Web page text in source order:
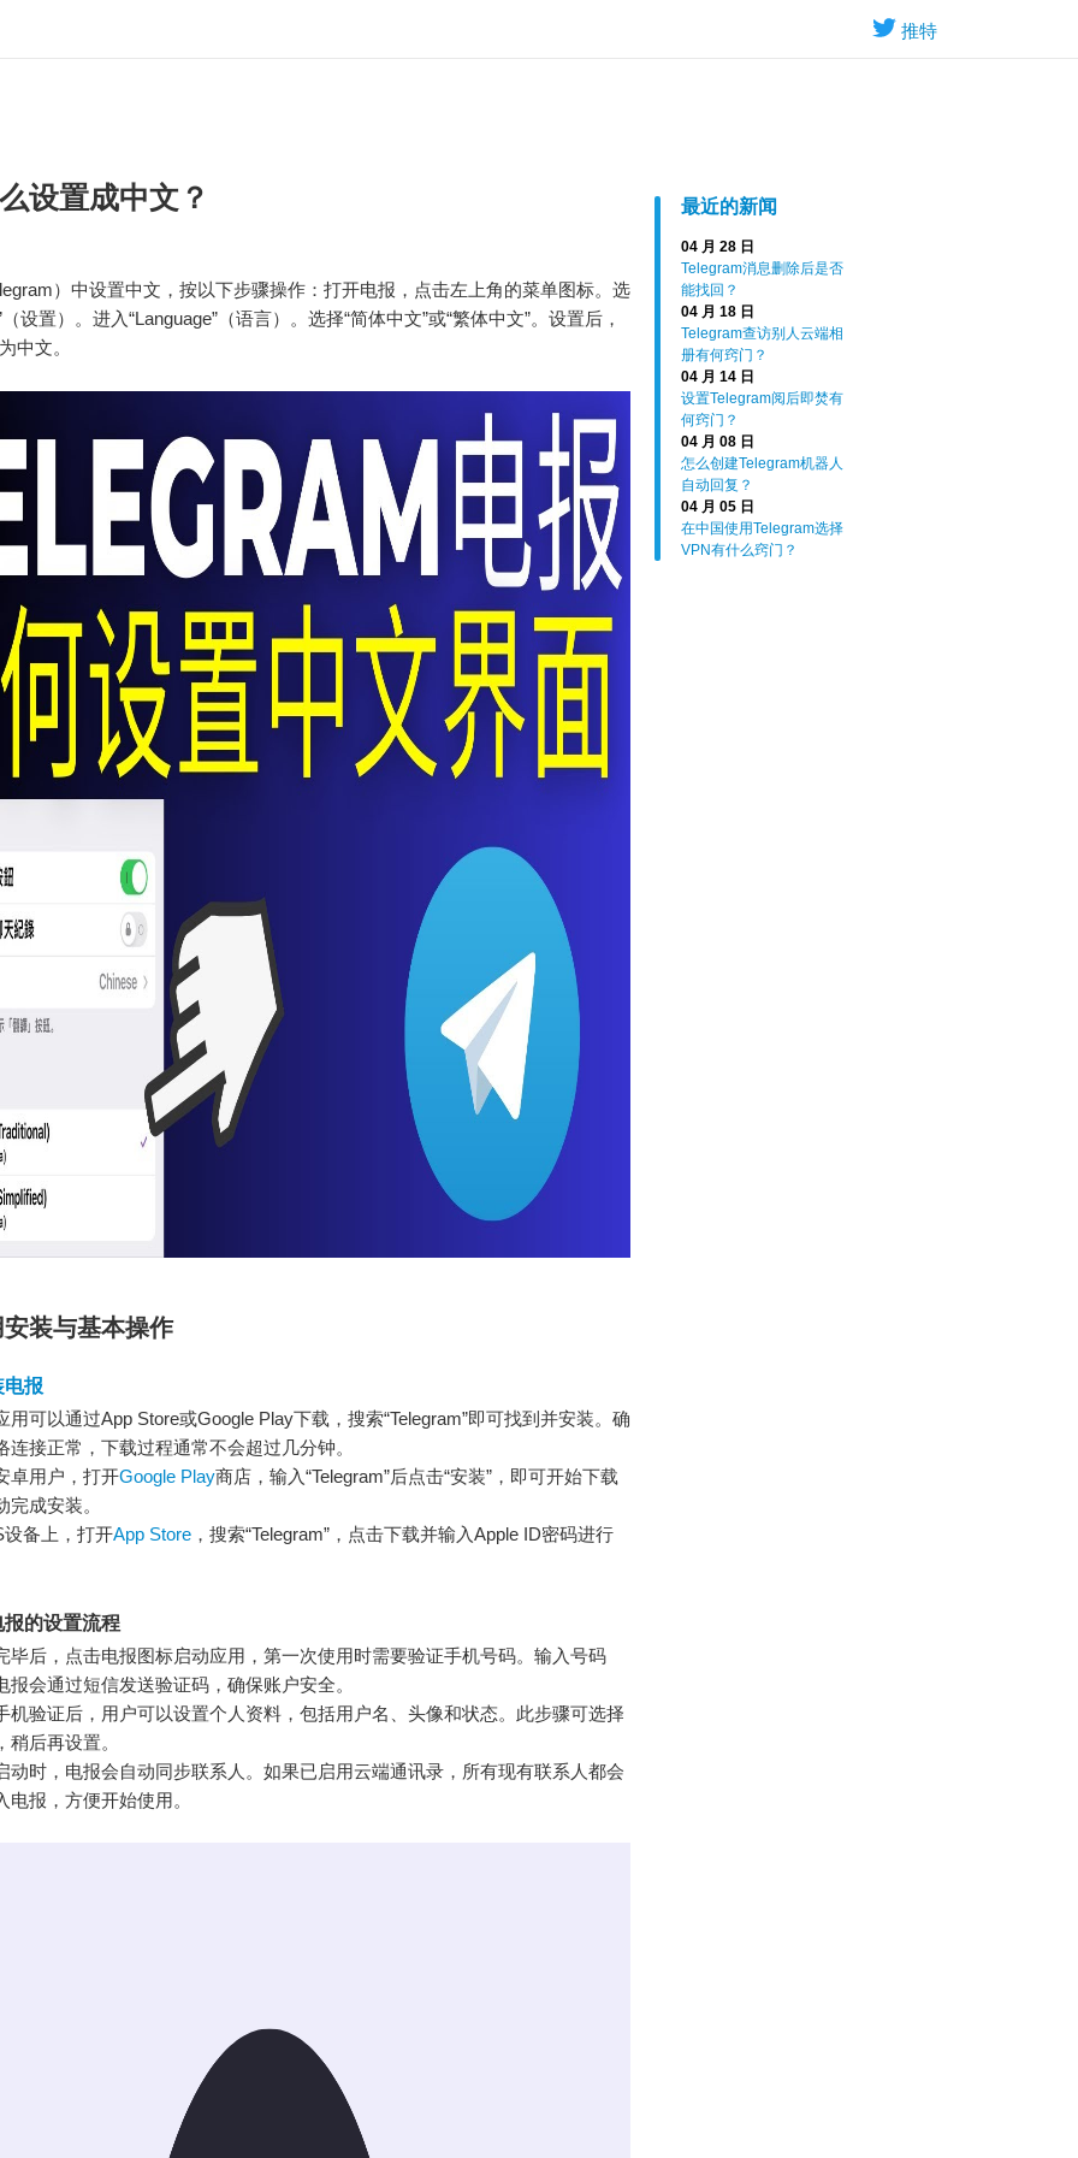
推特
最近的新闻
04 月 28 日
Telegram消息删除后是否
能找回？
04 月 18 日
Telegram查访别人云端相
册有何窍门？
04 月 14 日
设置Telegram阅后即焚有
何窍门？
04 月 08 日
怎么创建Telegram机器人
自动回复？
04 月 05 日
在中国使用Telegram选择
VPN有什么窍门？
设置成中文？
）中设置中文，按以下步骤操作：打开电报，点击左上角的菜单图标。选
（设置）。进入“Language”（语言）。选择“简体中文”或“繁体中文”。设置后，
中文。
装与基本操作
电报
用可以通过App Store或Google Play下载，搜索“Telegram”即可找到并安装。确
连接正常，下载过程通常不会超过几分钟。
卓用户，打开Google Play商店，输入“Telegram”后点击“安装”，即可开始下载
完成安装。
设备上，打开App Store ，搜索“Telegram”，点击下载并输入Apple ID密码进行
的设置流程
毕后，点击电报图标启动应用，第一次使用时需要验证手机号码。输入号码
报会通过短信发送验证码，确保账户安全。
机验证后，用户可以设置个人资料，包括用户名、头像和状态。此步骤可选择
稍后再设置。
动时，电报会自动同步联系人。如果已启用云端通讯录，所有现有联系人都会
电报，方便开始使用。